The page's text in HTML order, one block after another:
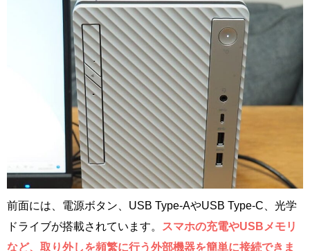
前面には、電源ボタン、USB Type-AやUSB Type-C、光学
ドライブが搭載されています。
スマホの充電やUSBメモリ
など、取り外しを頻繁に行う外部機器を簡単に接続できま